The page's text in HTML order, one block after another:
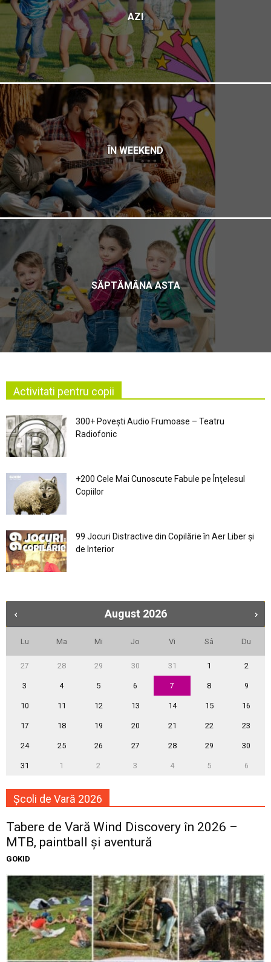
AZI
ÎN WEEKEND
SĂPTĂMÂNA ASTA
Activitati pentru copii
300+ Povești Audio Frumoase – Teatru
Radiofonic
+200 Cele Mai Cunoscute Fabule pe Înţelesul
Copiilor
99 Jocuri Distractive din Copilărie în Aer Liber şi
de Interior
August 2026
Lu Ma Mi Jo Vi Sâ Du
27 28 29 30 31 1 2
3 4 5 6 7 8 9
10 11 12 13 14 15 16
17 18 19 20 21 22 23
24 25 26 27 28 29 30
31 1 2 3 4 5 6
Școli de Vară 2026
Tabere de Vară Wind Discovery în 2026 –
MTB, paintball și aventură
GOKID